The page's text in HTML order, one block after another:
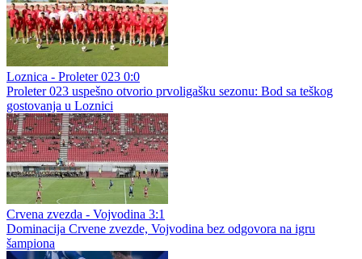
Loznica - Proleter 023 0:0
Proleter 023 uspešno otvorio prvoligašku sezonu: Bod sa teškog
gostovanja u Loznici
Crvena zvezda - Vojvodina 3:1
Dominacija Crvene zvezde, Vojvodina bez odgovora na igru
šampiona